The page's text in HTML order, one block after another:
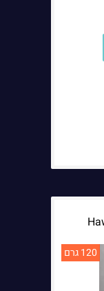
120 גרם